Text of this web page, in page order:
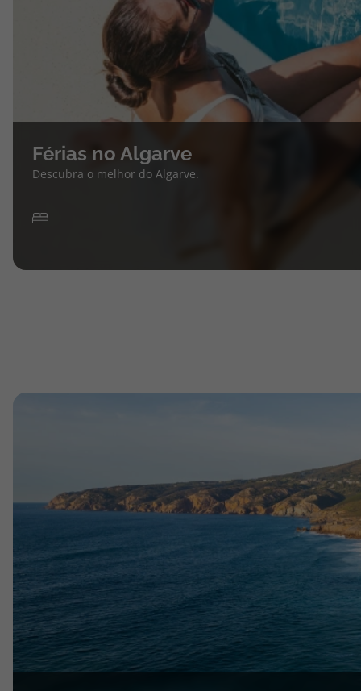
Férias no Algarve
Descubra o melhor do Algarve.